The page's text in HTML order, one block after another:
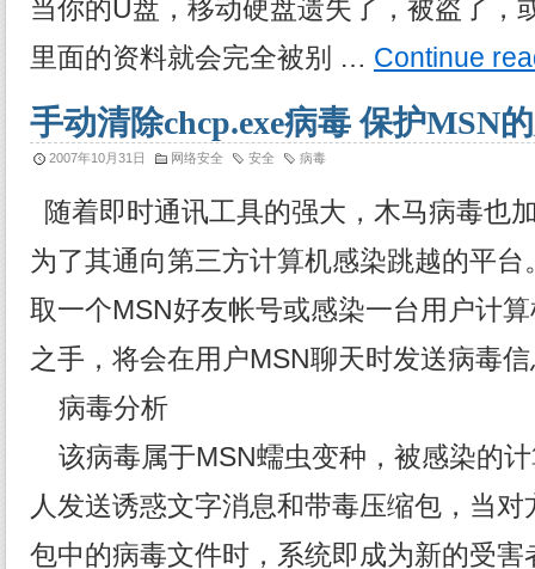
当你的U盘，移动硬盘遗失了，被盗了，
里面的资料就会完全被别 … Continue
手动清除chcp.exe病毒 保护MSN
2007年10月31日 网络安全 安全 病毒
随着即时通讯工具的强大，木马病毒也
为了其通向第三方计算机感染跳越的平
取一个MSN好友帐号或感染一台用户计
之手，将会在用户MSN聊天时发送病毒
病毒分析
该病毒属于MSN蠕虫变种，被感染的
人发送诱惑文字消息和带毒压缩包，当
包中的病毒文件时，系统即成为新的受